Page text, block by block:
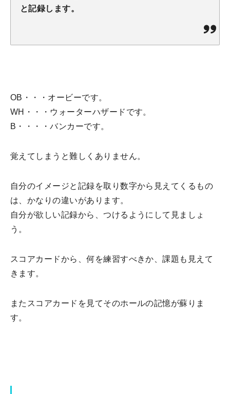
と記録します。
OB・・・オービーです。
WH・・・ウォーターハザードです。
B・・・・バンカーです。
覚えてしまうと難しくありません。
自分のイメージと記録を取り数字から見えてくるもの
は、かなりの違いがあります。
自分が欲しい記録から、つけるようにして見ましょ
う。
スコアカードから、何を練習すべきか、課題も見えて
きます。
またスコアカードを見てそのホールの記憶が蘇りま
す。